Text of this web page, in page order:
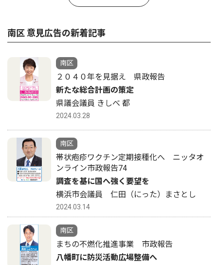
南区 意見広告の新着記事
南区
２０４０年を見据え 県政報告
新たな総合計画の策定
県議会議員 きしべ 都
2024.03.28
南区
帯状疱疹ワクチン定期接種化へ ニッタオ
ンライン市政報告74
調査を基に国へ強く要望を
横浜市会議員 仁田（にった）まさとし
2024.03.14
南区
まちの不燃化推進事業 市政報告
八幡町に防災活動広場整備へ